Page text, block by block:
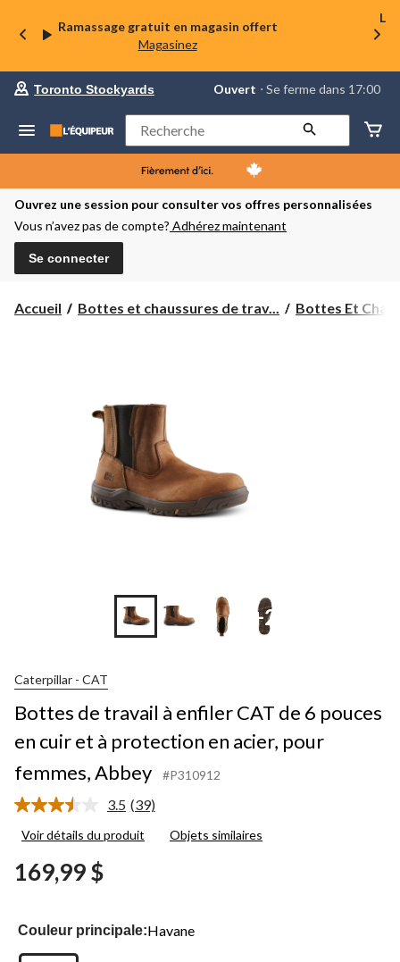
Ramassage gratuit en magasin offert
Magasinez
La
votre
préféré
Toronto
Stockyards,
courament
Ouvert,
Se
dans
changer
Toronto Stockyards Ouvert ⋅ Se ferme dans 17:00
Rechercher
Ouvrez une session pour consulter vos offres personnalisées
Vous n’avez pas de compte? Adhérez maintenant
Se connecter
Accueil Bottes et chaussures de trav... Bottes Et
+2
Caterpillar - CAT
Bottes de travail à enfiler CAT de 6 pouces
en cuir et à protection en acier, pour
femmes, Abbey
#P310912
3.5 Lire
39
page.
(39)
Voir détails du produit Objets similaires
169,99 $
Couleur principale:Havane